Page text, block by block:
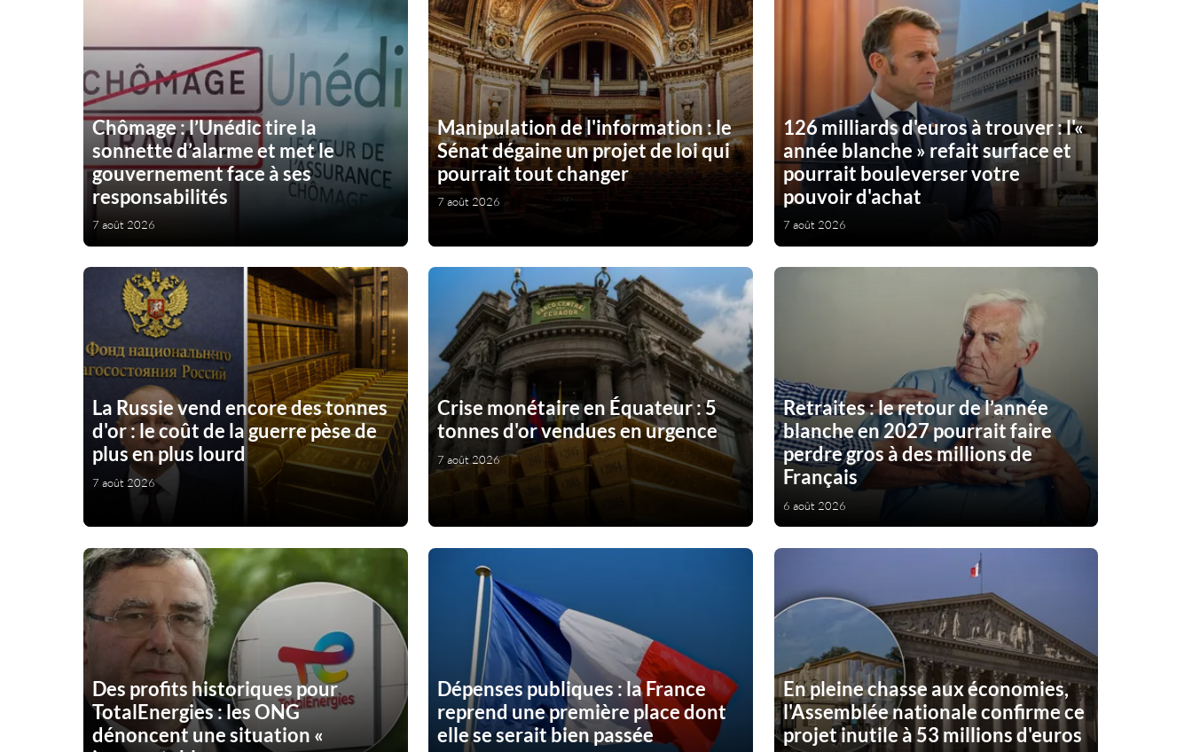
Chômage : l’Unédic tire la
sonnette d’alarme et met le
gouvernement face à ses
responsabilités
7 août 2026
Manipulation de l'information : le
Sénat dégaine un projet de loi qui
pourrait tout changer
7 août 2026
126 milliards d'euros à trouver : l'«
année blanche » refait surface et
pourrait bouleverser votre
pouvoir d'achat
7 août 2026
La Russie vend encore des tonnes
d'or : le coût de la guerre pèse de
plus en plus lourd
7 août 2026
Crise monétaire en Équateur : 5
tonnes d'or vendues en urgence
7 août 2026
Retraites : le retour de l’année
blanche en 2027 pourrait faire
perdre gros à des millions de
Français
6 août 2026
Des profits historiques pour
TotalEnergies : les ONG
dénoncent une situation «
Dépenses publiques : la France
reprend une première place dont
elle se serait bien passée
En pleine chasse aux économies,
l'Assemblée nationale confirme ce
projet inutile à 53 millions d'euros